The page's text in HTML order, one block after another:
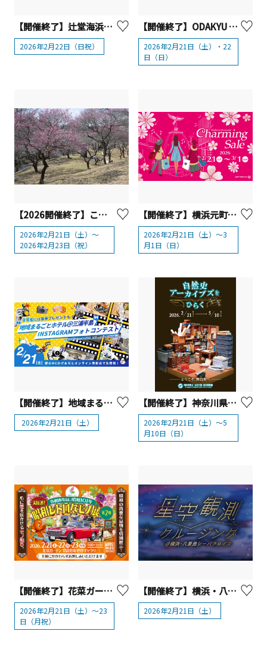
【開催終了】辻堂海浜公園「湘南パンまつり」【藤沢市】
2026年2月22日（日祝）
【開催終了】ODAKYU 湘南 GATE「藤沢 鉄道フェスタ」
2026年2月21日（土）・22
日（日）
【2026開催終了】こどもの国 梅まつり【横浜市】
2026年2月21日（土）～
2026年2月23日（祝）
【開催終了】横浜元町チャーミングセール2026春
2026年2月21日（土）～3
月1日（日）
【開催終了】地域まるごとホテル＠三浦半島Instagramフォトコンテスト オンライン表彰式
2026年2月21日（土）
【開催終了】神奈川県立生命の星・地球博物館 企画展「自然史アーカイブズをひらく」【小田原市】
2026年2月21日（土）～5
月10日（日）
【開催終了】花菜ガーデン〈昭和レトロなモノ展〉第2弾を開催。昭和101年だョ！全員集合【平塚市】
2026年2月21日（土）～23
日（月祝）
【開催終了】横浜・八景島シーパラダイス「星空観測クルージング」【横浜市】
2026年2月21日（土）